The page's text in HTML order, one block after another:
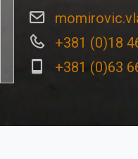
+381 (0)18
+381 (0)63